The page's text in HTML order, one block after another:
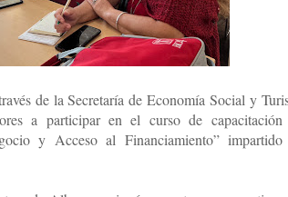
de la Secretaría de Economía Social y
a participar en el curso de capacitación
y Acceso al Financiamiento”